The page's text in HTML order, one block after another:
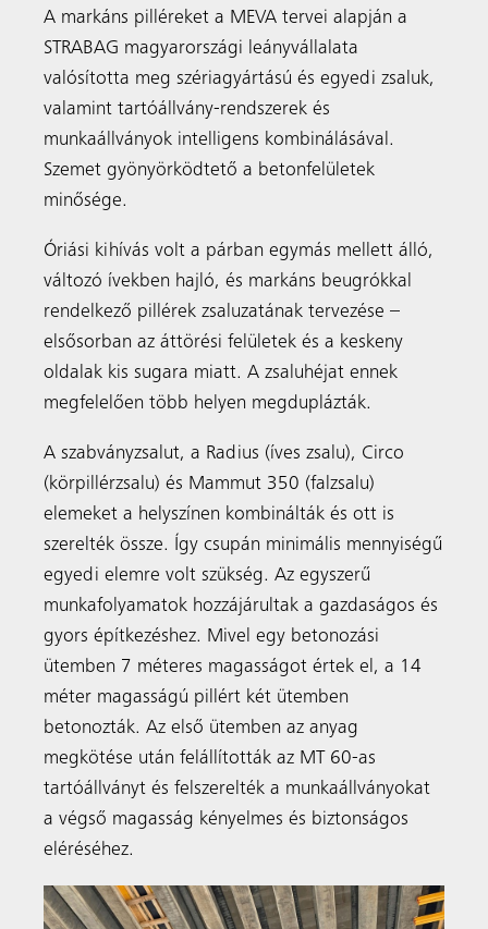
A markáns pilléreket a MEVA tervei alapján a
STRABAG magyarországi leányvállalata
valósította meg szériagyártású és egyedi zsaluk,
valamint tartóállvány-rendszerek és
munkaállványok intelligens kombinálásával.
Szemet gyönyörködtető a betonfelületek
minősége.
Óriási kihívás volt a párban egymás mellett álló,
változó ívekben hajló, és markáns beugrókkal
rendelkező pillérek zsaluzatának tervezése –
elsősorban az áttörési felületek és a keskeny
oldalak kis sugara miatt. A zsaluhéjat ennek
megfelelően több helyen megduplázták.
A szabványzsalut, a Radius (íves zsalu), Circo
(körpillérzsalu) és Mammut 350 (falzsalu)
elemeket a helyszínen kombinálták és ott is
szerelték össze. Így csupán minimális mennyiségű
egyedi elemre volt szükség. Az egyszerű
munkafolyamatok hozzájárultak a gazdaságos és
gyors építkezéshez. Mivel egy betonozási
ütemben 7 méteres magasságot értek el, a 14
méter magasságú pillért két ütemben
betonozták. Az első ütemben az anyag
megkötése után felállították az MT 60-as
tartóállványt és felszerelték a munkaállványokat
a végső magasság kényelmes és biztonságos
eléréséhez.